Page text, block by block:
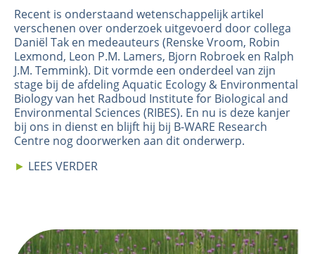
Recent is onderstaand wetenschappelijk artikel
verschenen over onderzoek uitgevoerd door collega
Daniël Tak en medeauteurs (Renske Vroom, Robin
Lexmond, Leon P.M. Lamers, Bjorn Robroek en Ralph
J.M. Temmink). Dit vormde een onderdeel van zijn
stage bij de afdeling Aquatic Ecology & Environmental
Biology van het Radboud Institute for Biological and
Environmental Sciences (RIBES). En nu is deze kanjer
bij ons in dienst en blijft hij bij B-WARE Research
Centre nog doorwerken aan dit onderwerp.
► LEES VERDER
Image